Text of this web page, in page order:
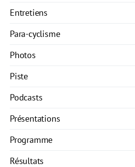
Entretiens
Para-cyclisme
Photos
Piste
Podcasts
Présentations
Programme
Résultats